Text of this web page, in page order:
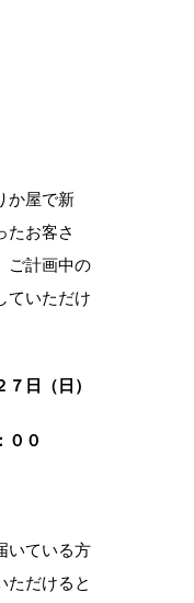
か屋で新
たお客さ
ご計画中の
ていただけ
日（日）
：００
いている方
ただけると